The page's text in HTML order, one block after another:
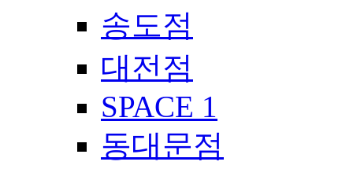
송도점
대전점
SPACE 1
동대문점